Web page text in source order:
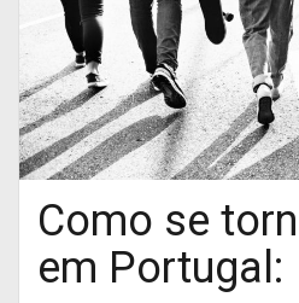
Como se
em Portugal: